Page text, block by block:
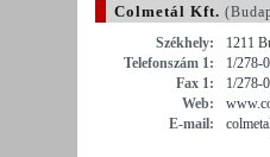
Colmetál Kft.
Székhely:
1211
Telefonszám 1:
1/278-
Fax 1:
1/278-
Web:
E-mail: